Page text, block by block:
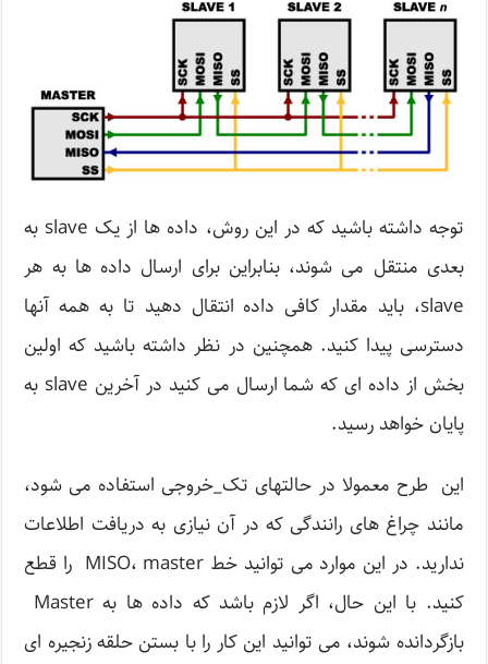
توجه داشته باشید که در این روش، داده ها از یک slave به
بعدی منتقل می شوند، بنابراین برای ارسال داده ها به هر
slave، باید مقدار کافی داده انتقال دهید تا به همه آنها
دسترسی پیدا کنید. همچنین در نظر داشته باشید که اولین
بخش از داده ای که شما ارسال می کنید در آخرین slave به
پایان خواهد رسید.
این طرح معمولا در حالتهای تک_خروجی استفاده می شود،
مانند چراغ های رانندگی که در آن نیازی به دریافت اطلاعات
ندارید. در این موارد می توانید خط MISO، master را قطع
بازگردانده شوند، می توانید این کار را با بستن حلقه زنجیره ای